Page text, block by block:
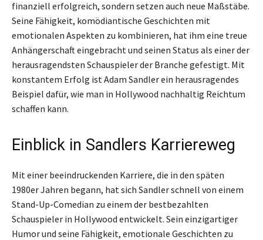
finanziell erfolgreich, sondern setzen auch neue Maßstäbe.
Seine Fähigkeit, komödiantische Geschichten mit
emotionalen Aspekten zu kombinieren, hat ihm eine treue
Anhängerschaft eingebracht und seinen Status als einer der
herausragendsten Schauspieler der Branche gefestigt. Mit
konstantem Erfolg ist Adam Sandler ein herausragendes
Beispiel dafür, wie man in Hollywood nachhaltig Reichtum
schaffen kann.
Einblick in Sandlers Karriereweg
Mit einer beeindruckenden Karriere, die in den späten
1980er Jahren begann, hat sich Sandler schnell von einem
Stand-Up-Comedian zu einem der bestbezahlten
Schauspieler in Hollywood entwickelt. Sein einzigartiger
Humor und seine Fähigkeit, emotionale Geschichten zu